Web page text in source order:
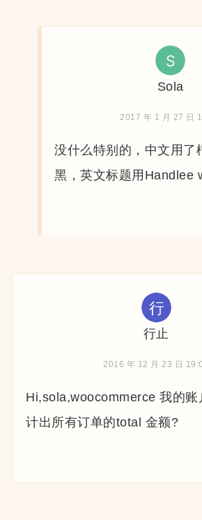
Sola
2017 年 1 月 27 日
没什么特别的，中文用了
黑，英文标题用Handlee
行止
2016 年 12 月 23 日
Hi,sola,woocommerce 我的账
计出所有订单的total 金额?